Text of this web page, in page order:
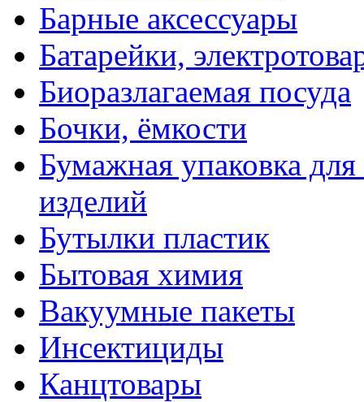
Барные аксессуары
Батарейки,
Биоразлагаемая посуда
Бочки, ёмкости
Бумажная упаковка
изделий
Бутылки пластик
Бытовая химия
Вакуумные пакеты
Инсектициды
Канцтовары